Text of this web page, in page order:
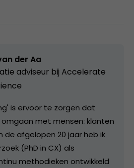
der Aa
adviseur bij Accelerate
is ervoor te zorgen dat
met mensen: klanten
de afgelopen 20 jaar heb ik
(PhD in CX) als
methodieken ontwikkeld